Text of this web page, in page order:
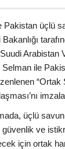
üçlü
Arabistan
ile
üçlü
güvenlik ve
için ortak